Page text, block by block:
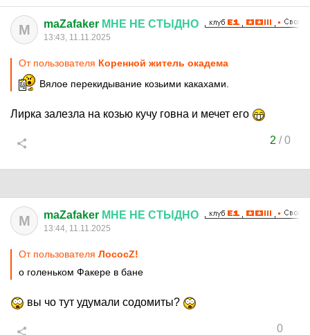
M maZafaker МНЕ НЕ СТЫДНО
13:43, 11.11.2025
От пользователя Коренной житель окадема
Вялое перекидывание козьими какахами.
Лирка залезла на козью кучу говна и мечет его
2 /0
M maZafaker МНЕ НЕ СТЫДНО
13:44, 11.11.2025
От пользователя ЛососZ!
о голеньком Факере в бане
вы чо тут удумали содомиты?
0